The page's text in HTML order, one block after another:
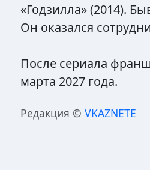
«Годзилла» (2014).
Он оказался
После сериала
марта 2027 года.
Редакция © VKAZNETE